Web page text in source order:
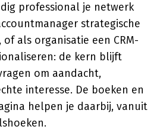
professional je netwerk
strategische
als organisatie een CRM-
de kern blijft
om aandacht,
interesse. De boeken en
helpen je daarbij, vanuit